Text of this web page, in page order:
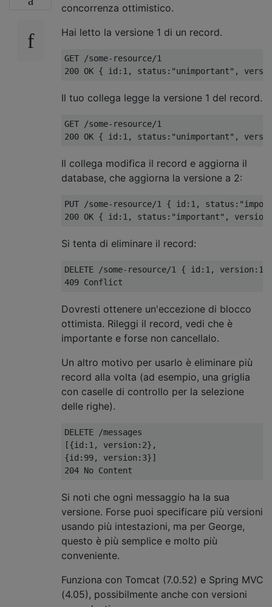
concorrenza ottimistico.
Hai letto la versione 1 di un record.
GET /some-resource/1
Il tuo collega legge la versione 1 del record.
GET /some-resource/1
Il collega modifica il record e aggiorna il
database, che aggiorna la versione a 2:
PUT /some-resource/1 { id:1,
Si tenta di eliminare il record:
DELETE /some-resource/1 { id:1, version:1
Dovresti ottenere un'eccezione di blocco
ottimista. Rileggi il record, vedi che è
importante e forse non cancellalo.
Un altro motivo per usarlo è eliminare più
record alla volta (ad esempio, una griglia
con caselle di controllo per la selezione
delle righe).
DELETE /messages
[{id:1, version:2},
{id:99, version:3}]
Si noti che ogni messaggio ha la sua
versione. Forse puoi specificare più versioni
usando più intestazioni, ma per George,
questo è più semplice e molto più
conveniente.
Funziona con Tomcat (7.0.52) e Spring MVC
(4.05), possibilmente anche con versioni